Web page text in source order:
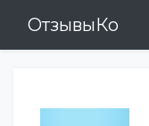
ОтзывыКо